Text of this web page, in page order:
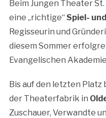
Beim Jungen Theater
eine „richtige“ Spiel-
Regisseurin und
diesem Sommer
Evangelischen
Bis auf den letzten Platz
der Theaterfabrik in
Zuschauer, Verwandte